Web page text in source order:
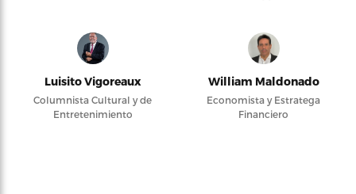
Luisito Vigoreaux
Columnista Cultural y de
Entretenimiento
William Maldonado
Economista y Estratega
Financiero